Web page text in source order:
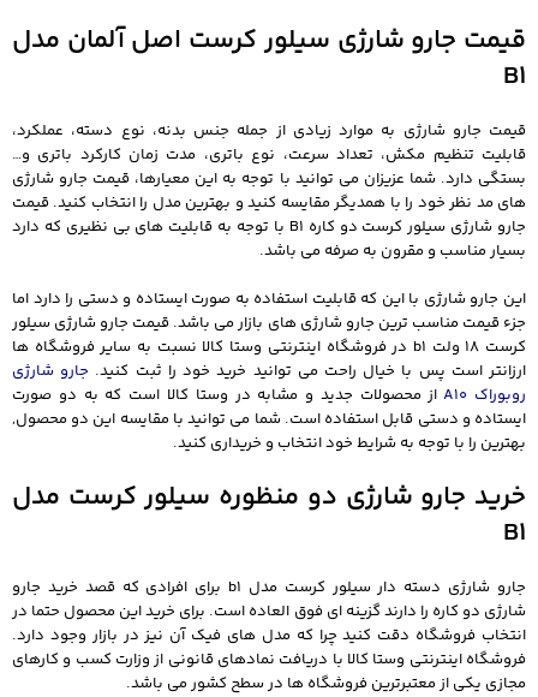
قیمت جارو شارژی سیلور کرست اصل آلمان مدل
B1
قیمت جارو شارژی به موارد زیادی از جمله جنس بدنه، نوع دسته، عملکرد،
قابلیت تنظیم مکش، تعداد سرعت، نوع باتری، مدت زمان کارکرد باتری و…
بستگی دارد. شما عزیزان می توانید با توجه به این معیارها، قیمت جارو شارژی
های مد نظر خود را با همدیگر مقایسه کنید و بهترین مدل را انتخاب کنید. قیمت
جارو شارژی سیلور کرست دو کاره B1 با توجه به قابلیت های بی نظیری که دارد
بسیار مناسب و مقرون به صرفه می باشد.
این جارو شارژی با این که قابلیت استفاده به صورت ایستاده و دستی را دارد اما
جزء قیمت مناسب ترین جارو شارژی های بازار می باشد. قیمت جارو شارژی سیلور
کرست 18 ولت b1 در فروشگاه اینترنتی وستا کالا نسبت به سایر فروشگاه ها
ارزانتر است پس با خیال راحت می توانید خرید خود را ثبت کنید. جارو شارژی
روبوراک A10
از محصولات جدید و مشابه در وستا کالا است که به دو صورت
ایستاده و دستی قابل استفاده است. شما می توانید با مقایسه این دو محصول,
بهترین را با توجه به شرایط خود انتخاب و خریداری کنید.
خرید جارو شارژی دو منظوره سیلور کرست مدل
B1
جارو شارژی دسته دار سیلور کرست مدل b1 برای افرادی که قصد خرید جارو
شارژی دو کاره را دارند گزینه ای فوق العاده است. برای خرید این محصول حتما در
انتخاب فروشگاه دقت کنید چرا که مدل های فیک آن نیز در بازار وجود دارد.
فروشگاه اینترنتی وستا کالا با دریافت نمادهای قانونی از وزارت کسب و کارهای
مجازی یکی از معتبرترین فروشگاه ها در سطح کشور می باشد.